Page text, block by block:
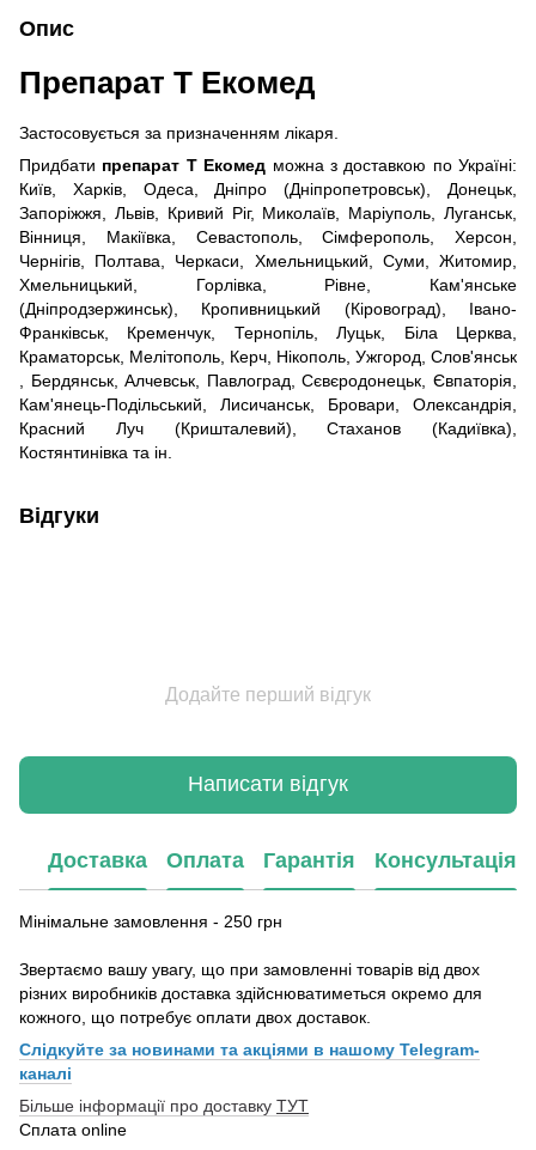
Опис
Препарат Т Екомед
Застосовується за призначенням лікаря.
Придбати препарат Т Екомед можна з доставкою по Україні:
Київ, Харків, Одеса, Дніпро (Дніпропетровськ), Донецьк,
Запоріжжя, Львів, Кривий Ріг, Миколаїв, Маріуполь, Луганськ,
Вінниця, Макіївка, Севастополь, Сімферополь, Херсон,
Чернігів, Полтава, Черкаси, Хмельницький, Суми, Житомир,
Хмельницький, Горлівка, Рівне, Кам'янське
(Дніпродзержинськ), Кропивницький (Кіровоград), Івано-
Франківськ, Кременчук, Тернопіль, Луцьк, Біла Церква,
Краматорськ, Мелітополь, Керч, Нікополь, Ужгород, Слов'янськ
, Бердянськ, Алчевськ, Павлоград, Сєвєродонецьк, Євпаторія,
Кам'янець-Подільський, Лисичанськ, Бровари, Олександрія,
Красний Луч (Кришталевий), Стаханов (Кадиївка),
Костянтинівка та ін.
Відгуки
Додайте перший відгук
Написати відгук
Доставка Оплата Гарантія Консультація
Мінімальне замовлення - 250 грн
Звертаємо вашу увагу, що при замовленні товарів від двох
різних виробників доставка здійснюватиметься окремо для
кожного, що потребує оплати двох доставок.
Слідкуйте за новинами та акціями в нашому Telegram-
каналі
Більше інформації про доставку ТУТ
Сплата online